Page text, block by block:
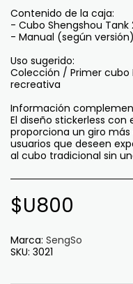
Contenido de la caja:
- Cubo Shengshou Tank
- Manual (según versión)
Uso sugerido:
Colección / Primer
recreativa
Información
El diseño stickerless con
proporciona un giro
usuarios que deseen
al cubo tradicional sin
$U800
Marca: SengSo
SKU: 3021